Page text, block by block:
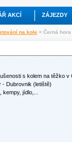
AKCÍ ZÁJEZDY
na kole > Černá
s kolem na těžko
- Dubrovnik (letiště)
jídlo,...